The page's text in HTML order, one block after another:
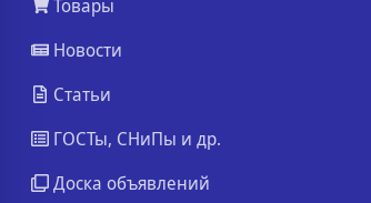
Товары
Новости
Статьи
ГОСТы, СНиПы и др.
Доска объявлений